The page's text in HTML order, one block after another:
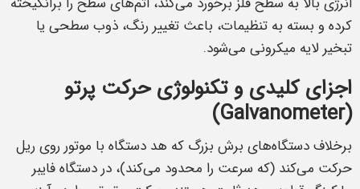
کرده و بسته به تنظیمات، باعث تغییر رنگ، ذوب سطحی یا
تبخیر لایه میکرونی می‌شود.
اجزای کلیدی و تکنولوژی حرکت پرتو
(Galvanometer)
برخلاف دستگاه‌های برش بزرگ که هد دستگاه با موتور روی ریل
حرکت می‌کند (که سرعت را محدود می‌کند)، در دستگاه فایبر